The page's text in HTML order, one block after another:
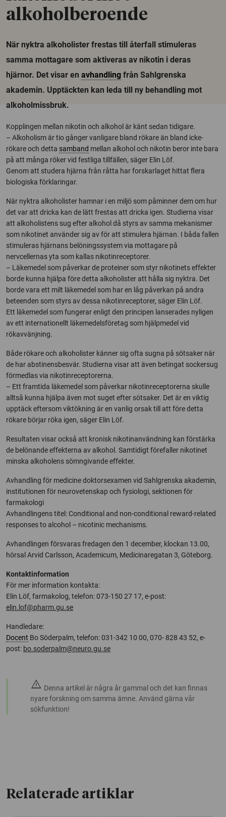
alkoholberoende
När nyktra alkoholister frestas till återfall stimuleras
samma mottagare som aktiveras av nikotin i deras
hjärnor. Det visar en avhandling från Sahlgrenska
akademin. Upptäckten kan leda till ny behandling mot
alkoholmissbruk.
Kopplingen mellan nikotin och alkohol är känt sedan tidigare.
– Alkoholism är tio gånger vanligare bland rökare än bland icke-
rökare och detta samband mellan alkohol och nikotin beror inte bara
på att många röker vid festliga tillfällen, säger Elin Löf.
Genom att studera hjärna från råtta har forskarlaget hittat flera
biologiska förklaringar.
När nyktra alkoholister hamnar i en miljö som påminner dem om hur
det var att dricka kan de lätt frestas att dricka igen. Studierna visar
att alkoholistens sug efter alkohol då styrs av samma mekanismer
som nikotinet använder sig av för att stimulera hjärnan. I båda fallen
stimuleras hjärnans belöningssystem via mottagare på
nervcellernas yta som kallas nikotinreceptorer.
– Läkemedel som påverkar de proteiner som styr nikotinets effekter
borde kunna hjälpa före detta alkoholister att hålla sig nyktra. Det
borde vara ett milt läkemedel som har en låg påverkan på andra
beteenden som styrs av dessa nikotinreceptorer, säger Elin Löf.
Ett läkemedel som fungerar enligt den principen lanserades nyligen
av ett internationellt läkemedelsföretag som hjälpmedel vid
rökavvänjning.
Både rökare och alkoholister känner sig ofta sugna på sötsaker när
de har abstinensbesvär. Studierna visar att även betingat sockersug
förmedlas via nikotinreceptorerna.
– Ett framtida läkemedel som påverkar nikotinreceptorerna skulle
alltså kunna hjälpa även mot suget efter sötsaker. Det är en viktig
upptäck eftersom viktökning är en vanlig orsak till att före detta
rökare börjar röka igen, säger Elin Löf.
Resultaten visar också att kronisk nikotinanvändning kan förstärka
de belönande effekterna av alkohol. Samtidigt förefaller nikotinet
minska alkoholens sömngivande effekter.
Avhandling för medicine doktorsexamen vid Sahlgrenska akademin,
institutionen för neurovetenskap och fysiologi, sektionen för
farmakologi
Avhandlingens titel: Conditional and non-conditional reward-related
responses to alcohol – nicotinic mechanisms.
Avhandlingen försvaras fredagen den 1 december, klockan 13.00,
hörsal Arvid Carlsson, Academicum, Medicinaregatan 3, Göteborg.
Kontaktinformation
För mer information kontakta:
Elin Löf, farmakolog, telefon: 073-150 27 17, e-post:
elin.lof@pharm.gu.se
Handledare:
Docent Bo Söderpalm, telefon: 031-342 10 00, 070- 828 43 52, e-
post: bo.soderpalm@neuro.gu.se
warning Denna artikel är några år gammal och det kan finnas
nyare forskning om samma ämne. Använd gärna vår
sökfunktion!
Relaterade artiklar